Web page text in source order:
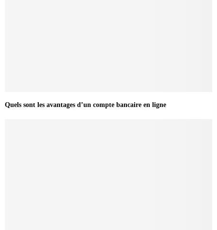
Quels sont les avantages d’un compte bancaire en ligne